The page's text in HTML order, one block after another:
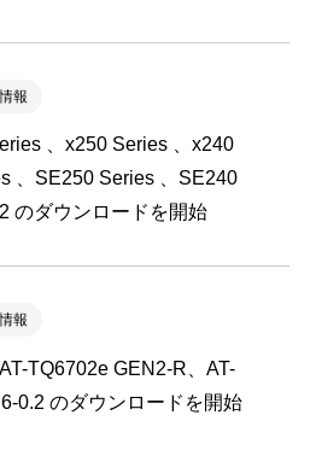
報
、x250 Series 、x240
、SE250 Series 、SE240
のダウンロードを開始
報
TQ6702e GEN2-R、AT-
0.2 のダウンロードを開始